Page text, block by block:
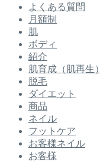
よくある質問
月額制
肌
ボディ
紹介
肌育成（肌再生）
脱毛
ダイエット
商品
ネイル
フットケア
お客様ネイル
お客様